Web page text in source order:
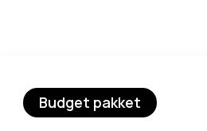
Budget pakket